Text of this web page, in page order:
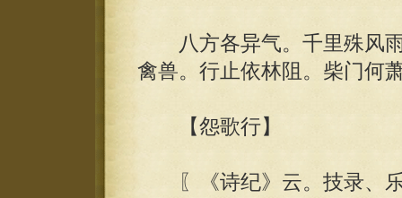
八方各异气。千里殊风雨
禽兽。行止依林阻。柴门何
【怨歌行】
〖《诗纪》云。技录、乐